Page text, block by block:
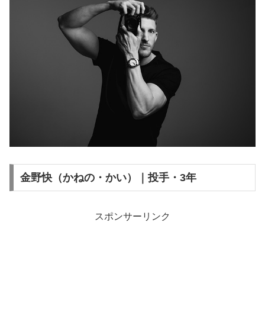
金野快（かねの・かい）｜投手・3年
スポンサーリンク